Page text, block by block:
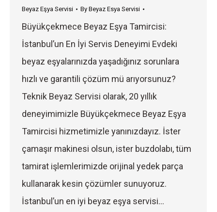
Beyaz Eşya Servisi By Beyaz Esya Servisi
Büyükçekmece Beyaz Eşya Tamircisi:
İstanbul’un En İyi Servis Deneyimi Evdeki
beyaz eşyalarınızda yaşadığınız sorunlara
hızlı ve garantili çözüm mü arıyorsunuz?
Teknik Beyaz Servisi olarak, 20 yıllık
deneyimimizle Büyükçekmece Beyaz Eşya
Tamircisi hizmetimizle yanınızdayız. İster
çamaşır makinesi olsun, ister buzdolabı, tüm
tamirat işlemlerimizde orijinal yedek parça
kullanarak kesin çözümler sunuyoruz.
İstanbul’un en iyi beyaz eşya servisi…